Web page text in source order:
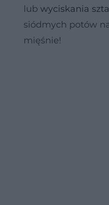
lub wyciskania
siódmych potów
mięśnie!